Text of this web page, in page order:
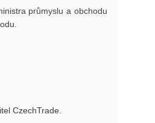
průmyslu a obchodu
CzechTrade.